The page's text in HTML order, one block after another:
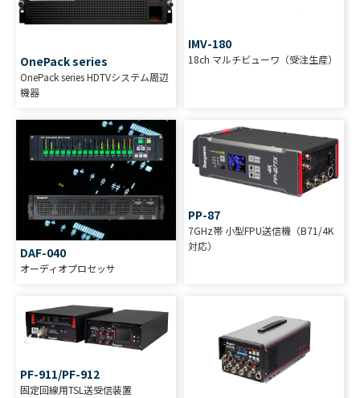
OnePack series
OnePack series HDTVシステム周辺
機器
IMV-180
18ch マルチビューワ（受注生産）
DAF-040
オーディオプロセッサ
PP-87
7GHz帯 小型FPU送信機（B71/4K
対応）
PF-911/PF-912
固定回線用TSL送受信装置